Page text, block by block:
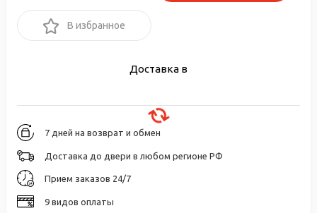
В избранное
Доставка в
7 дней на возврат и обмен
Доставка до двери в любом регионе РФ
Прием заказов 24/7
9 видов оплаты